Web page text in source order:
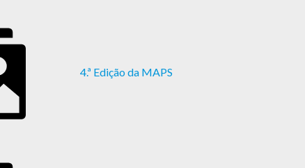
4.ª Edição da MAPS